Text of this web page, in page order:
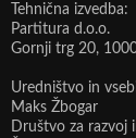
Tehnična izvedba:
Partitura d.o.o.
Gornji trg 20,
Uredništvo in
Maks Žbogar
Društvo za razvoj